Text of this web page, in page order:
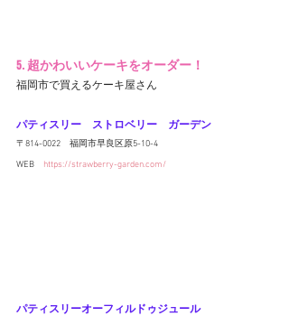
5. 超かわいいケーキをオーダー！
福岡市で買えるケーキ屋さん
パティスリー　ストロベリー　ガーデン
〒814-0022　福岡市早良区原5-10-4
WEB https://strawberry-garden.com/
パティスリーオーフィルドゥジュール